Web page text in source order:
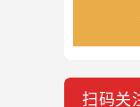
扫码关